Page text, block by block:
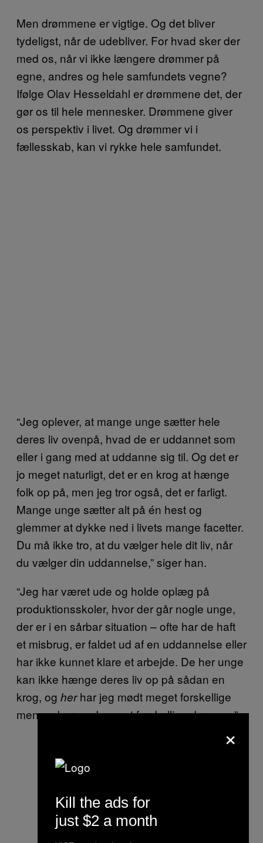
Men drømmene er vigtige. Og det bliver
tydeligst, når de udebliver. For hvad sker der
med os, når vi ikke længere drømmer på
egne, andres og hele samfundets vegne?
Ifølge Olav Hesseldahl er drømmene det, der
gør os til hele mennesker. Drømmene giver
os perspektiv i livet. Og drømmer vi i
fællesskab, kan vi rykke hele samfundet.
“Jeg oplever, at mange unge sætter hele
deres liv ovenpå, hvad de er uddannet som
eller i gang med at uddanne sig til. Og det er
jo meget naturligt, det er en krog at hænge
folk op på, men jeg tror også, det er farligt.
Mange unge sætter alt på én hest og
glemmer at dykke ned i livets mange facetter.
Du må ikke tro, at du vælger hele dit liv, når
du vælger din uddannelse,” siger han.
“Jeg har været ude og holde oplæg på
produktionsskoler, hvor der går nogle unge,
der er i en sårbar situation – ofte har de haft
et misbrug, er faldet ud af en uddannelse eller
har ikke kunnet klare et arbejde. De her unge
kan ikke hænge deres liv op på sådan en
krog, og herhar jeg mødt meget forskellige
mennesker med meget forskellige drømme.”
×
Kill the ads for
just $2 a month